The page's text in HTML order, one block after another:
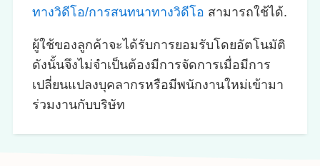
ทางวิดีโอ/การสนทนาทางวิดีโอ สามารถใช้ได้.
ผู้ใช้ของลูกค้าจะได้รับการยอมรับโดยอัตโนมัติ
ดังนั้นจึงไม่จำเป็นต้องมีการจัดการเมื่อมีการ
เปลี่ยนแปลงบุคลากรหรือมีพนักงานใหม่เข้ามา
ร่วมงานกับบริษัท